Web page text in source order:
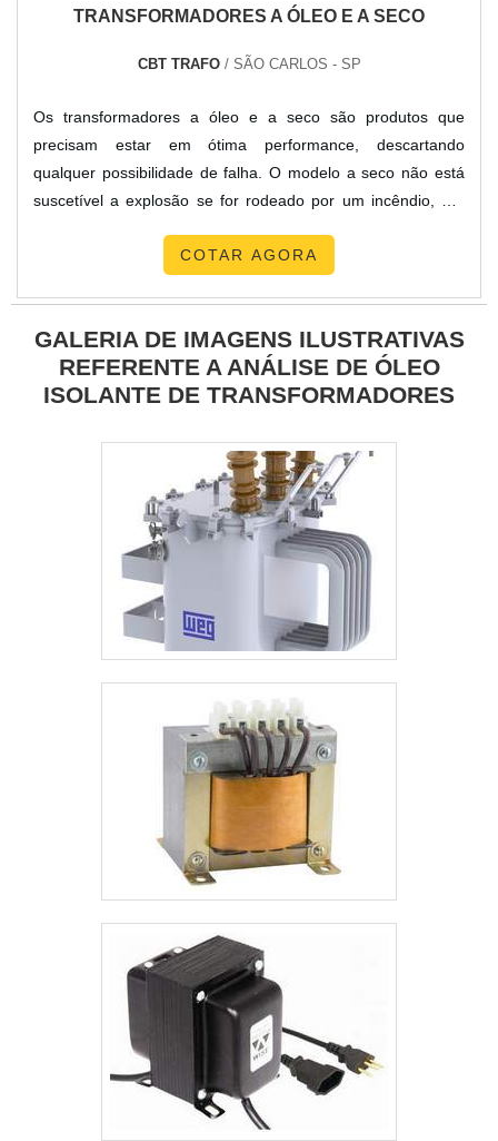
TRANSFORMADORES A ÓLEO E A SECO
CBT TRAFO/ SÃO CARLOS - SP
Os transformadores a óleo e a seco são produtos que
precisam estar em ótima performance, descartando
qualquer possibilidade de falha. O modelo a seco não está
suscetível a explosão se for rodeado por um incêndio, por
de pessoas. Principalmente o transformador a seco
uma proteção. C....
COTAR AGORA
GALERIA DE IMAGENS ILUSTRATIVAS
REFERENTE A ANÁLISE DE ÓLEO
ISOLANTE DE TRANSFORMADORES